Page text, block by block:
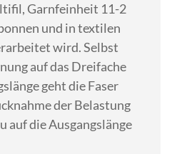
Garnfeinheit 11-2
und in textilen
wird. Selbst
auf das Dreifache
geht die Faser
der Belastung
auf die Ausgangslänge